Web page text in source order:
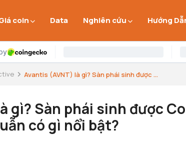
coin Data Nghiên cứu Hướng
Avantis (AVNT) là gì? Sàn phái sinh được ...
gì? Sàn phái sinh được
có gì nổi bật?